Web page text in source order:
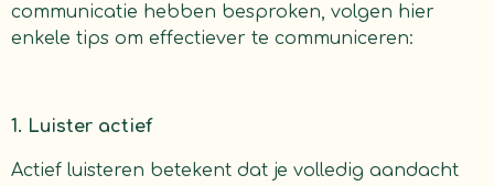
communicatie hebben besproken, volgen hier
enkele tips om effectiever te communiceren:
1. Luister actief
Actief luisteren betekent dat je volledig aandacht